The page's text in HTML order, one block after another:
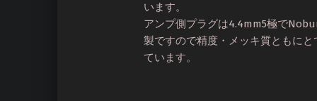
います。
アンプ側プラグは4.4mm5極で
製ですので精度・メッキ質ともに
ています。